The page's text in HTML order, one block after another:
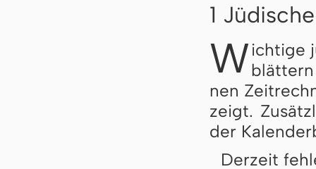
1
W ichtige
nen
zeigt.
der
Der­zeit